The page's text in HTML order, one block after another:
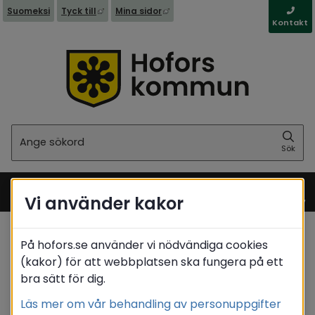
Suomeksi Tyck till Länk till annan webbplats, öppnas i nytt
Mina sidor Länk till annan webbplats,
Kontakt
Sök
Meny
Startsida Kommun & politik
Politik
/ Förtroendevalda / Matrikel
/ Sjöberg Sophia
Translate
Vi använder kakor
På hofors.se använder vi nödvändiga cookies
(kakor) för att webbplatsen ska fungera på ett
bra sätt för dig.
Läs mer om vår behandling av personuppgifter